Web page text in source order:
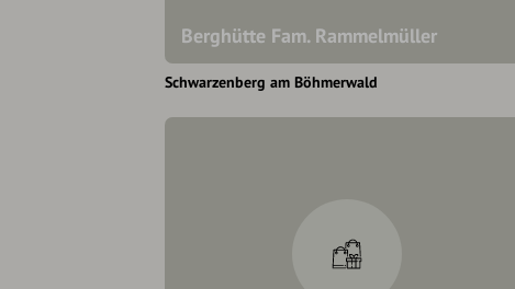
Berghütte Fam. Rammelmüller
Schwarzenberg am Böhmerwald